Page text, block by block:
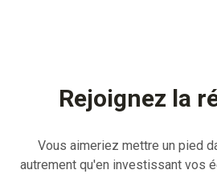
Rejoignez la
Vous aimeriez mettre un pied
autrement qu'en investissant vos